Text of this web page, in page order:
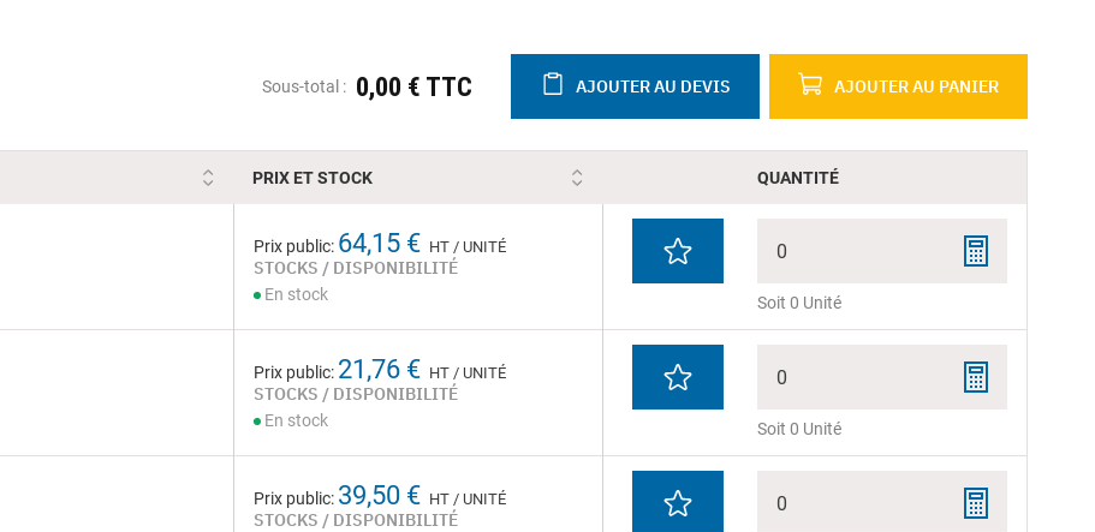
Sous-total : 0,00 € TTC AJOUTER AU DEVIS AJOUTER AU PANIER
PRIX ET STOCK QUANTITÉ
Prix public: 64,15 € HT / UNITÉ
STOCKS / DISPONIBILITÉ
En stock
0
Soit 0 Unité
Prix public: 21,76 € HT / UNITÉ
STOCKS / DISPONIBILITÉ
En stock
0
Soit 0 Unité
Prix public: 39,50 € HT / UNITÉ
STOCKS / DISPONIBILITÉ
0